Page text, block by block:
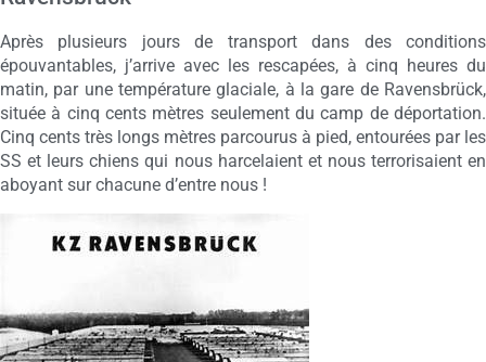
Après plusieurs jours de transport dans des conditions
épouvantables, j’arrive avec les rescapées, à cinq heures du
matin, par une température glaciale, à la gare de Ravensbrück,
située à cinq cents mètres seulement du camp de déportation.
Cinq cents très longs mètres parcourus à pied, entourées par les
SS et leurs chiens qui nous harcelaient et nous terrorisaient en
aboyant sur chacune d’entre nous !